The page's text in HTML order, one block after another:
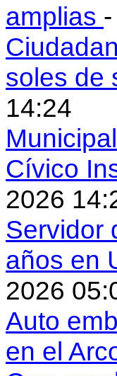
amplias
soles de
14:24
Cívico
2026
Servidor
años en
2026
Auto
en el